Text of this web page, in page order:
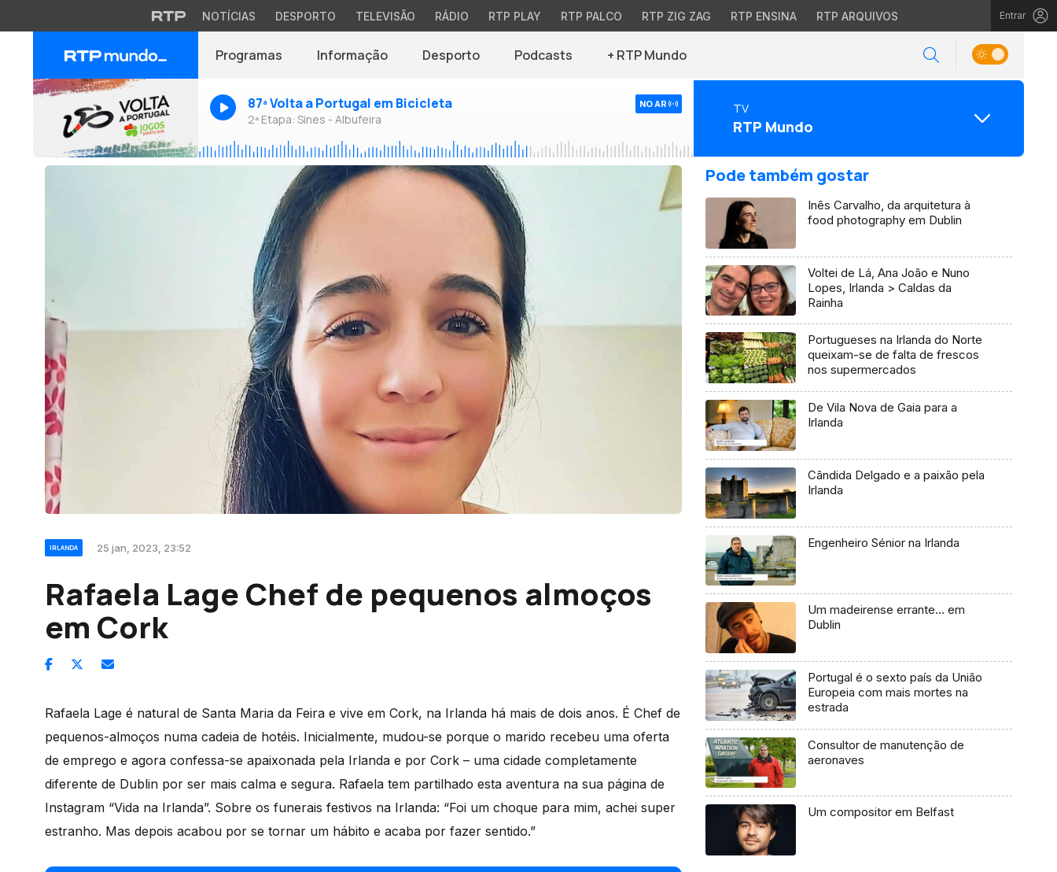
NOTÍCIAS DESPORTO TELEVISÃO RÁDIO RTP PLAY RTP PALCO RTP ZIG ZAG RTP ENSINA RTP ARQUIVOS Entrar
Programas Informação Desporto Podcasts + RTP Mundo
87ª Volta a Portugal em Bicicleta
2ª Etapa: Sines - Albufeira
NO AR TV
RTP Mundo
IRLANDA 25 jan, 2023, 23:52
Rafaela Lage Chef de pequenos almoços
em Cork
Rafaela Lage é natural de Santa Maria da Feira e vive em Cork, na Irlanda há mais de dois anos. É Chef de
pequenos-almoços numa cadeia de hotéis. Inicialmente, mudou-se porque o marido recebeu uma oferta
de emprego e agora confessa-se apaixonada pela Irlanda e por Cork – uma cidade completamente
diferente de Dublin por ser mais calma e segura. Rafaela tem partilhado esta aventura na sua página de
Instagram “Vida na Irlanda”. Sobre os funerais festivos na Irlanda: “Foi um choque para mim, achei super
estranho. Mas depois acabou por se tornar um hábito e acaba por fazer sentido.”
Pode também gostar
Inês Carvalho, da arquitetura à
food photography em Dublin
Voltei de Lá, Ana João e Nuno
Lopes, Irlanda > Caldas da
Rainha
Portugueses na Irlanda do Norte
queixam-se de falta de frescos
nos supermercados
De Vila Nova de Gaia para a
Irlanda
Cândida Delgado e a paixão pela
Irlanda
Engenheiro Sénior na Irlanda
Um madeirense errante… em
Dublin
Portugal é o sexto país da União
Europeia com mais mortes na
estrada
Consultor de manutenção de
aeronaves
Um compositor em Belfast